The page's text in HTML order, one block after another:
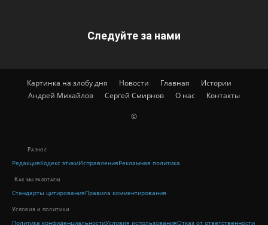
Следуйте за нами
Картинка на злобу дня Новости Главная
Истории
Андрей Михайлов
Сергей Смирнов О нас Контакты
©
Разное
РедакцияКодекс этикиИсправленияРекламная политика
Как мы работаем
Стандарты цитированияПравила комментирования
Условия и политики
Политика конфиденциальностиУсловия использованияОтказ от ответственности